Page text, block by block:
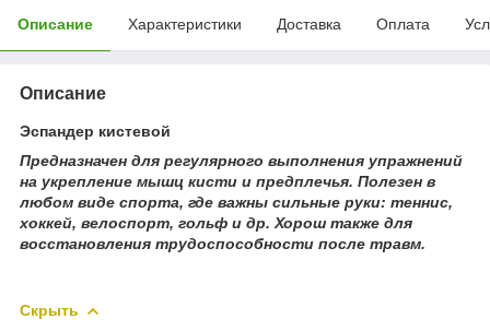
Описание Характеристики Доставка Оплата
Описание
Эспандер кистевой
Предназначен для регулярного выполнения упражнений
на укрепление мышц кисти и предплечья. Полезен в
любом виде спорта, где важны сильные руки: теннис,
хоккей, велоспорт, гольф и др. Хорош также для
восстановления трудоспособности после травм.
Скрыть